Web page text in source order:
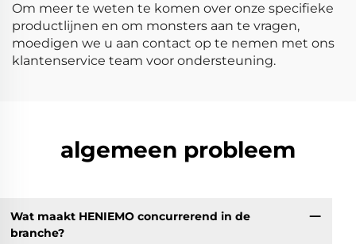
Om meer te weten te komen over onze specifieke
productlijnen en om monsters aan te vragen,
moedigen we u aan contact op te nemen met ons
klantenservice team voor ondersteuning.
algemeen probleem
Wat maakt HENIEMO concurrerend in de
branche?